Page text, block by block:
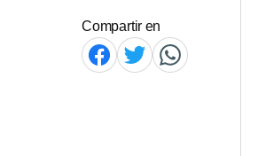
Compartir en